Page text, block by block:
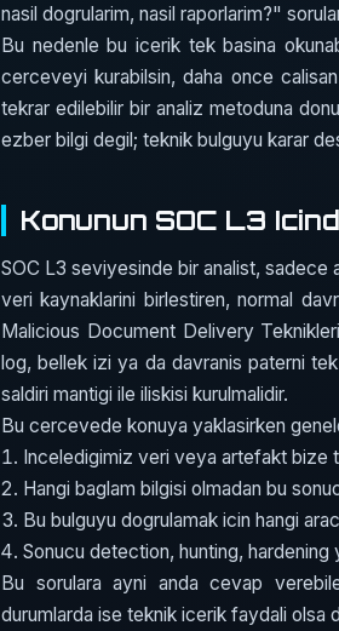
nasil dogrularim, nasil raporlarim?"
Bu nedenle bu icerik tek basina
cerceveyi kurabilsin, daha once
tekrar edilebilir bir analiz metoduna
ezber bilgi degil; teknik bulguyu karar
Konunun SOC L3
SOC L3 seviyesinde bir analist, sadece
veri kaynaklarini birlestiren, normal
Malicious Document Delivery
log, bellek izi ya da davranis paterni
saldiri mantigi ile iliskisi kurulmalidir.
Bu cercevede konuya yaklasirken
Inceledigimiz veri veya artefakt bize
Hangi baglam bilgisi olmadan bu
Bu bulguyu dogrulamak icin hangi
Sonucu detection, hunting, hardening
Bu sorulara ayni anda cevap
durumlarda ise teknik icerik faydali olsa